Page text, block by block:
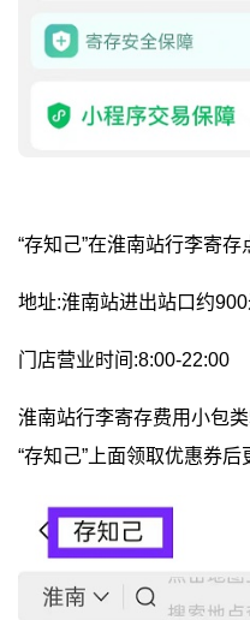
“存知己”在淮南站行李寄存
地址:淮南站进出站口约900
门店营业时间:8:00-22:00
淮南站行李寄存费用小包
“存知己”上面领取优惠券后